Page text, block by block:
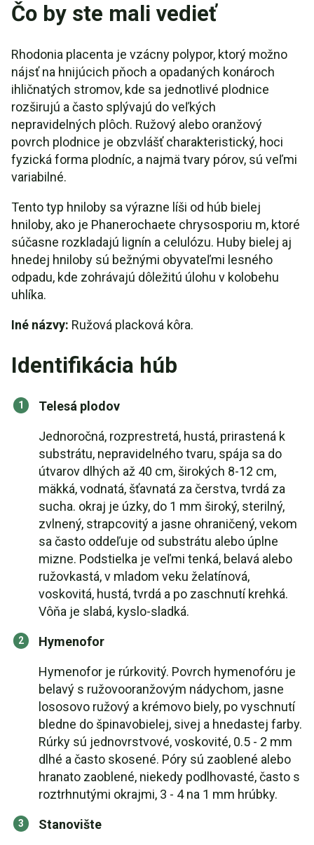
Čo by ste mali vedieť
Rhodonia placenta je vzácny polypor, ktorý možno
nájsť na hnijúcich pňoch a opadaných konároch
ihličnatých stromov, kde sa jednotlivé plodnice
rozširujú a často splývajú do veľkých
nepravidelných plôch. Ružový alebo oranžový
povrch plodnice je obzvlášť charakteristický, hoci
fyzická forma plodníc, a najmä tvary pórov, sú veľmi
variabilné.
Tento typ hniloby sa výrazne líši od húb bielej
hniloby, ako je Phanerochaete chrysosporiu m, ktoré
súčasne rozkladajú lignín a celulózu. Huby bielej aj
hnedej hniloby sú bežnými obyvateľmi lesného
odpadu, kde zohrávajú dôležitú úlohu v kolobehu
uhlíka.
Iné názvy: Ružová placková kôra.
Identifikácia húb
Telesá plodov
Jednoročná, rozprestretá, hustá, prirastená k
substrátu, nepravidelného tvaru, spája sa do
útvarov dlhých až 40 cm, širokých 8-12 cm,
mäkká, vodnatá, šťavnatá za čerstva, tvrdá za
sucha. okraj je úzky, do 1 mm široký, sterilný,
zvlnený, strapcovitý a jasne ohraničený, vekom
sa často oddeľuje od substrátu alebo úplne
mizne. Podstielka je veľmi tenká, belavá alebo
ružovkastá, v mladom veku želatínová,
voskovitá, hustá, tvrdá a po zaschnutí krehká.
Vôňa je slabá, kyslo-sladká.
Hymenofor
Hymenofor je rúrkovitý. Povrch hymenofóru je
belavý s ružovooranžovým nádychom, jasne
lososovo ružový a krémovo biely, po vyschnutí
bledne do špinavobielej, sivej a hnedastej farby.
Rúrky sú jednovrstvové, voskovité, 0.5 - 2 mm
dlhé a často skosené. Póry sú zaoblené alebo
hranato zaoblené, niekedy podlhovasté, často s
roztrhnutými okrajmi, 3 - 4 na 1 mm hrúbky.
Stanovište